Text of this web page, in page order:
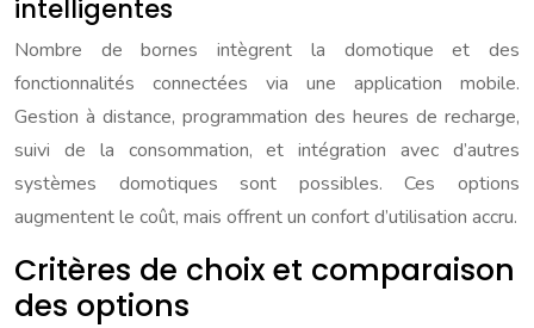
intelligentes
Nombre de bornes intègrent la domotique et des
fonctionnalités connectées via une application mobile.
Gestion à distance, programmation des heures de recharge,
suivi de la consommation, et intégration avec d’autres
systèmes domotiques sont possibles. Ces options
augmentent le coût, mais offrent un confort d’utilisation accru.
Critères de choix et comparaison
des options